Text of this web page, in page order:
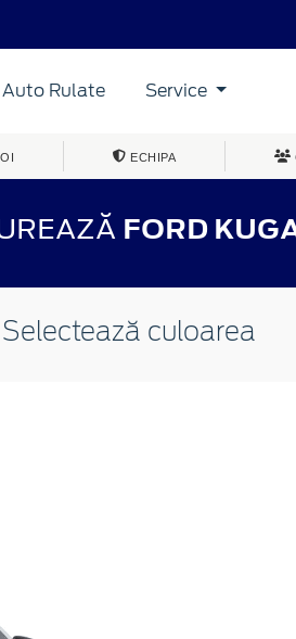
Auto Rulate Service
ECHIPA
FORD
Selectează culoarea